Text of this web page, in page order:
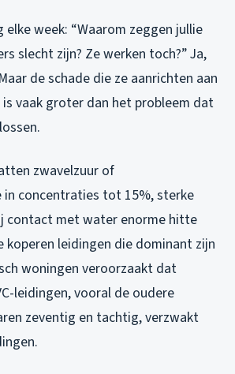
elke week: “Waarom zeggen jullie
slecht zijn? Ze werken toch?” Ja,
de schade die ze aanrichten aan
vaak groter dan het probleem dat
zwavelzuur of
concentraties tot 15%, sterke
contact met water enorme hitte
koperen leidingen die dominant zijn
woningen veroorzaakt dat
leidingen, vooral de oudere
zeventig en tachtig, verzwakt